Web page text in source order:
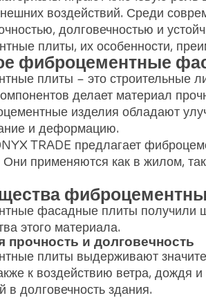
воздействий. Среди
долговечностью и
плиты, их особенности,
фиброцементные
плиты – это строительные
делает материал
изделия обладают
и деформацию.
TRADE предлагает
Они применяются как в жилом,
фасадные плиты получили
этого материала.
прочность и долговечность
плиты выдерживают
к воздействию ветра, дождя
в долговечность здания.